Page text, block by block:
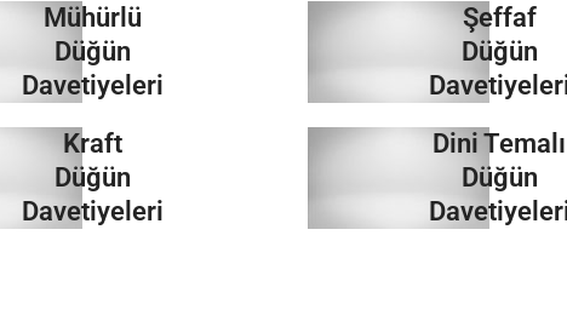
İncele
Mühürlü
Düğün
Davetiyeleri
İncele
Kraft
Düğün
Davetiyeleri
İncele
Şeffaf
Düğün
İncele
Dini Temalı
Düğün